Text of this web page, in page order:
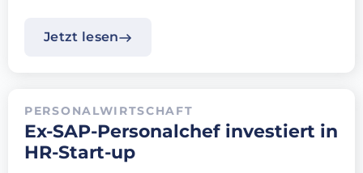
Jetzt lesen
PERSONALWIRTSCHAFT
Ex-SAP-Personalchef investiert in
HR-Start-up